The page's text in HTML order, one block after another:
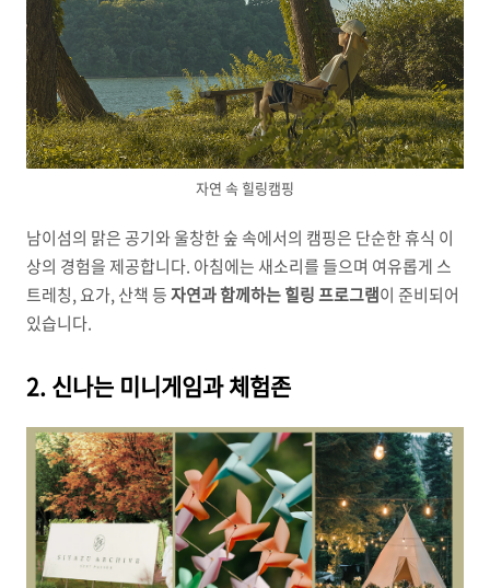
자연 속 힐링캠핑
남이섬의 맑은 공기와 울창한 숲 속에서의 캠핑은 단순한 휴식 이
상의 경험을 제공합니다. 아침에는 새소리를 들으며 여유롭게 스
트레칭, 요가, 산책 등자연과 함께하는 힐링 프로그램이 준비되어
있습니다.
2. 신나는 미니게임과 체험존